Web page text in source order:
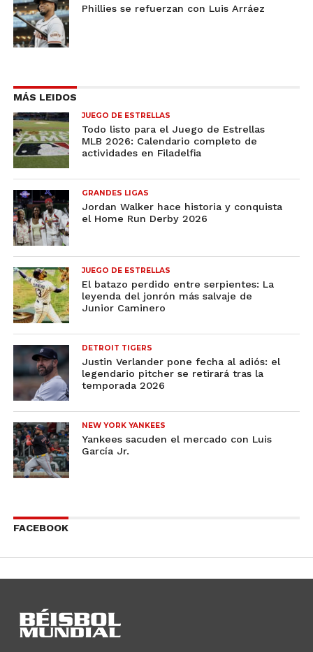
Phillies se refuerzan con Luis Arráez
MÁS LEIDOS
JUEGO DE ESTRELLAS
Todo listo para el Juego de Estrellas
MLB 2026: Calendario completo de
actividades en Filadelfia
GRANDES LIGAS
Jordan Walker hace historia y conquista
el Home Run Derby 2026
JUEGO DE ESTRELLAS
El batazo perdido entre serpientes: La
leyenda del jonrón más salvaje de
Junior Caminero
DETROIT TIGERS
Justin Verlander pone fecha al adiós: el
legendario pitcher se retirará tras la
temporada 2026
NEW YORK YANKEES
Yankees sacuden el mercado con Luis
García Jr.
FACEBOOK